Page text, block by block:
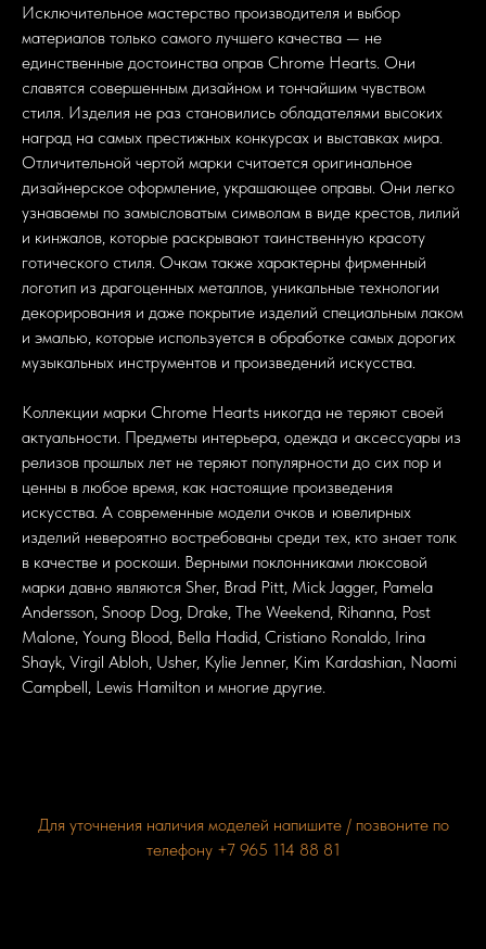
Исключительное мастерство производителя и выбор
материалов только самого лучшего качества — не
единственные достоинства оправ Chrome Hearts. Они
славятся совершенным дизайном и тончайшим чувством
стиля. Изделия не раз становились обладателями высоких
наград на самых престижных конкурсах и выставках мира.
Отличительной чертой марки считается оригинальное
дизайнерское оформление, украшающее оправы. Они легко
узнаваемы по замысловатым символам в виде крестов, лилий
и кинжалов, которые раскрывают таинственную красоту
готического стиля. Очкам также характерны фирменный
логотип из драгоценных металлов, уникальные технологии
декорирования и даже покрытие изделий специальным лаком
и эмалью, которые используется в обработке самых дорогих
музыкальных инструментов и произведений искусства.
Коллекции марки Chrome Hearts никогда не теряют своей
актуальности. Предметы интерьера, одежда и аксессуары из
релизов прошлых лет не теряют популярности до сих пор и
ценны в любое время, как настоящие произведения
искусства. А современные модели очков и ювелирных
изделий невероятно востребованы среди тех, кто знает толк
в качестве и роскоши. Верными поклонниками люксовой
марки давно являются Sher, Brad Pitt, Mick Jagger, Pamela
Andersson, Snoop Dog, Drake, The Weekend, Rihanna, Post
Malone, Young Blood, Bella Hadid, Cristiano Ronaldo, Irina
Shayk, Virgil Abloh, Usher, Kylie Jenner, Kim Kardashian, Naomi
Campbell, Lewis Hamilton и многие другие.
Для уточнения наличия моделей напишите / позвоните по
телефону +7 965 114 88 81